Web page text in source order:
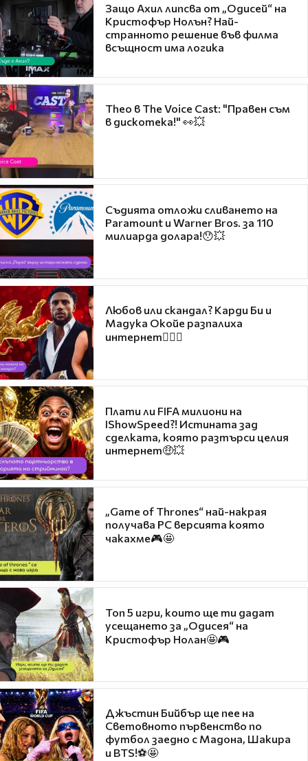
Защо Ахил липсва от „Одисей“ на
Кристофър Нолън? Най-
странното решение във филма
всъщност има логика
Theo в The Voice Cast: "Правен съм
в дискотека!" 👀💥
Съдията отложи сливането на
Paramount и Warner Bros. за 110
милиарда долара!😯💥
Любов или скандал? Карди Би и
Мадука Окойе разпалиха
интернет❤️‍🔥🔥
Плати ли FIFA милиони на
IShowSpeed?! Истината зад
сделката, която разтърси целия
интернет🤑💥
„Game of Thrones“ най-накрая
получава PC версията която
чакахме🎮🤩
Топ 5 игри, които ще ти дадат
усещането за „Одисея“ на
Кристофър Нолан🤩🎮
Джъстин Бийбър ще пее на
Световното първенство по
футбол заедно с Мадона, Шакира
и BTS!⚽🤩